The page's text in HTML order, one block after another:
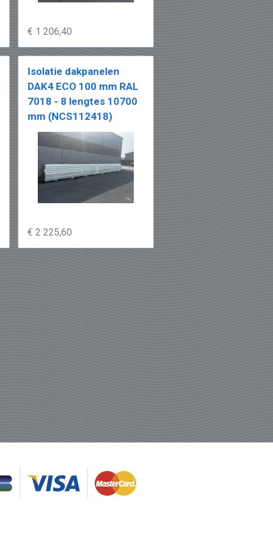
€ 1 206,40
Isolatie dakpanelen
DAK4 ECO 100 mm RAL
7018 - 8 lengtes 10700
mm (NCS112418)
€ 2 225,60